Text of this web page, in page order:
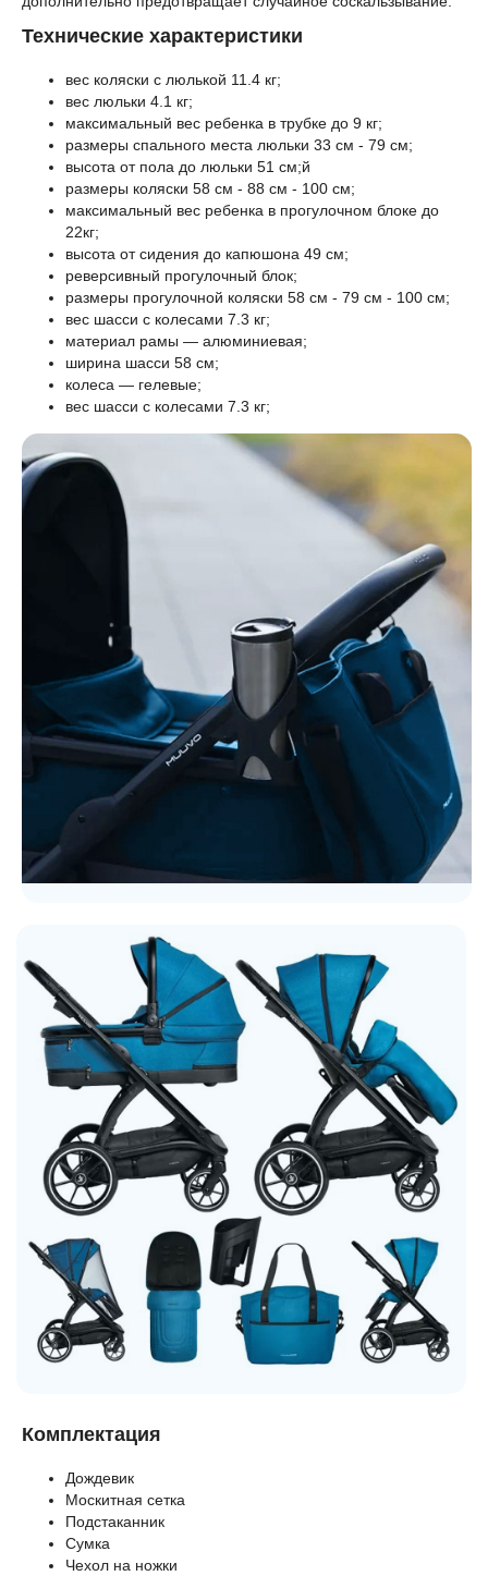
Технические характеристики
вес коляски с люлькой 11.4 кг;
вес люльки 4.1 кг;
максимальный вес ребенка в трубке до 9 кг;
размеры спального места люльки 33 см - 79 см;
высота от пола до люльки 51 см;й
размеры коляски 58 см - 88 см - 100 см;
максимальный вес ребенка в прогулочном блоке до
22кг;
высота от сидения до капюшона 49 см;
реверсивный прогулочный блок;
размеры прогулочной коляски 58 см - 79 см - 100 см;
вес шасси с колесами 7.3 кг;
материал рамы — алюминиевая;
ширина шасси 58 см;
колеса — гелевые;
вес шасси с колесами 7.3 кг;
Комплектация
Дождевик
Москитная сетка
Подстаканник
Сумка
Чехол на ножки